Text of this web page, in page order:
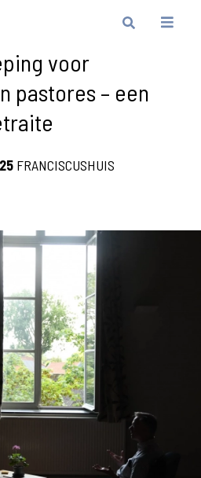
voor
pastores – een
FRANCISCUSHUIS